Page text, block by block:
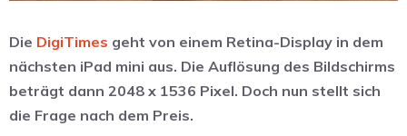
Die DigiTimes geht von einem Retina-Display in dem
nächsten iPad mini aus. Die Auflösung des Bildschirms
beträgt dann 2048 x 1536 Pixel. Doch nun stellt sich
die Frage nach dem Preis.